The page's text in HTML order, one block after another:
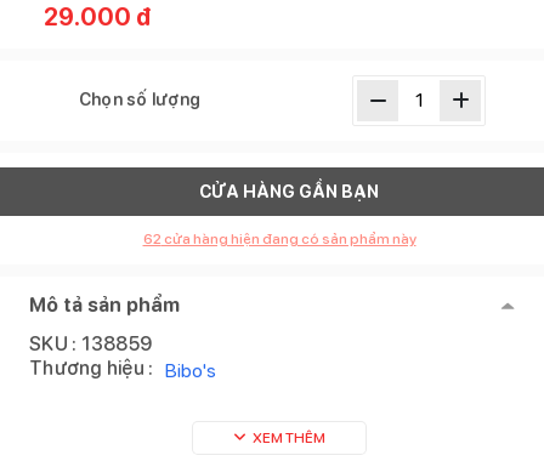
29.000 đ
Chọn số lượng
CỬA HÀNG GẦN BẠN
62 cửa hàng hiện đang có sản phẩm này
Mô tả sản phẩm
SKU : 138859
Thương hiệu : Bibo's
XEM THÊM